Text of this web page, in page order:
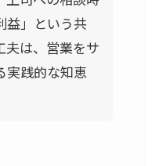
益」という共
夫は、営業をサ
実践的な知恵